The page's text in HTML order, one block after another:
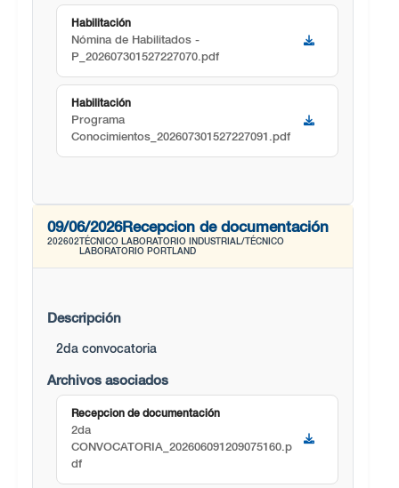
Habilitación
Nómina de Habilitados -
P_202607301527227070.pdf
Habilitación
Programa
Conocimientos_202607301527227091.pdf
09/06/2026Recepcion de documentación
202602 TÉCNICO LABORATORIO INDUSTRIAL/TÉCNICO
LABORATORIO PORTLAND
Descripción
2da convocatoria
Archivos asociados
Recepcion de documentación
2da
CONVOCATORIA_202606091209075160.p
df